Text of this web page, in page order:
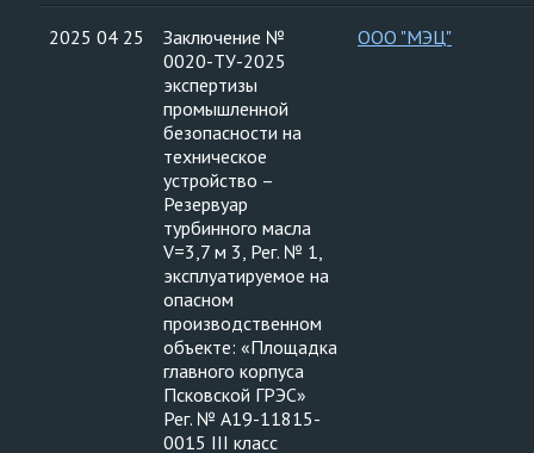
2025 04 25
Заключение №
0020-ТУ-2025
экспертизы
промышленной
безопасности на
техническое
устройство –
Резервуар
турбинного масла
V=3,7 м 3, Рег. № 1,
эксплуатируемое на
опасном
производственном
объекте: «Площадка
главного корпуса
Псковской ГРЭС»
Рег. № А19-11815-
0015 III класс
ООО "МЭЦ"